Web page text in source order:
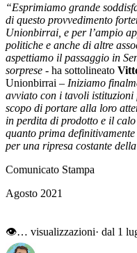
“Esprimiamo grande
di questo provvedimento
Unionbirrai, e per l’ampio
politiche e anche di altre
aspettiamo il passaggio in
sorprese - ha sottolineato
Unionbirrai – Iniziamo
avviato con i tavoli
scopo di portare alla loro
in perdita di prodotto e il
quanto prima
per una ripresa costante
Comunicato Stampa
Agosto 2021
👁… visualizzazioni· dal 1